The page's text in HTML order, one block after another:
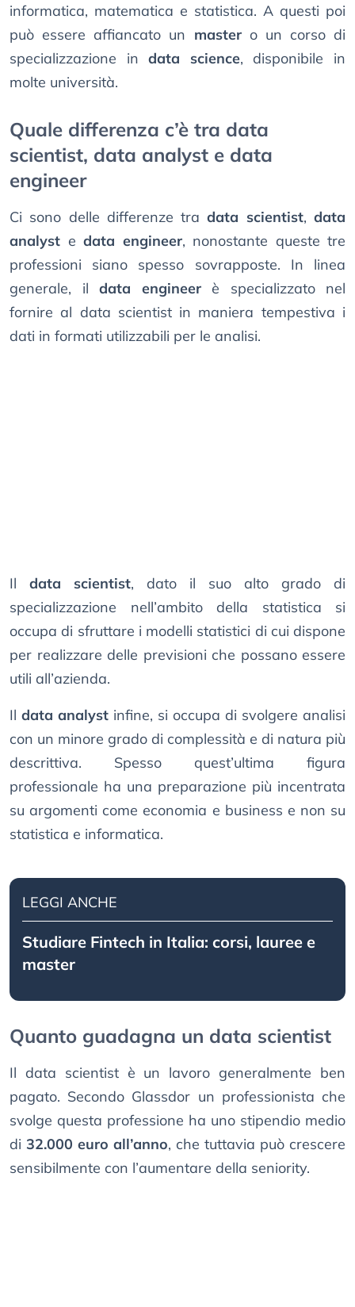
informatica, matematica e statistica. A questi poi
può essere affiancato un mastero un corso di
specializzazione indata science, disponibile in
molte università.
Quale differenza c’è tra data
scientist, data analyst e data
engineer
Ci sono delle differenze tradata scientist,data
analyst e data engineer, nonostante queste tre
professioni siano spesso sovrapposte. In linea
generale, il data engineerè specializzato nel
fornire al data scientist in maniera tempestiva i
dati in formati utilizzabili per le analisi.
Il data scientist, dato il suo alto grado di
specializzazione nell’ambito della statistica si
occupa di sfruttare i modelli statistici di cui dispone
per realizzare delle previsioni che possano essere
utili all’azienda.
Il data analyst infine, si occupa di svolgere analisi
con un minore grado di complessità e di natura più
descrittiva. Spesso quest’ultima figura
professionale ha una preparazione più incentrata
su argomenti come economia e business e non su
statistica e informatica.
LEGGI ANCHE
Studiare Fintech in Italia: corsi, lauree e
master
Quanto guadagna un data scientist
Il data scientist è un lavoro generalmente ben
pagato. Secondo Glassdor un professionista che
svolge questa professione ha uno stipendio medio
di 32.000 euro all’anno, che tuttavia può crescere
sensibilmente con l’aumentare della seniority.